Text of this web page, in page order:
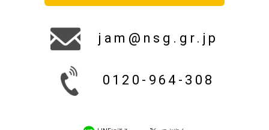
jam@nsg.gr.jp
0120-964-308